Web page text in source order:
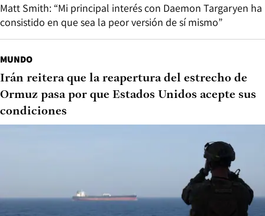
Matt Smith: “Mi principal interés con Daemon Targaryen ha
consistido en que sea la peor versión de sí mismo”
MUNDO
Irán reitera que la reapertura del estrecho de
Ormuz pasa por que Estados Unidos acepte sus
condiciones